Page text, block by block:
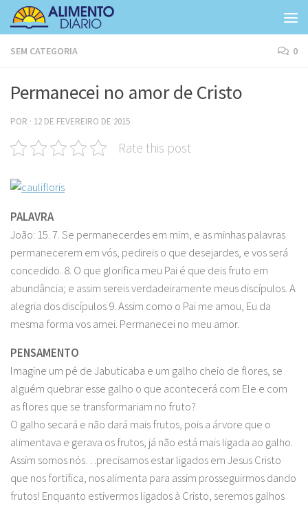
Skip to content
SEM CATEGORIA 0
Permanecei no amor de Cristo
POR · 12 DE FEVEREIRO DE 2015
Rate this post
PALAVRA
João: 15. 7. Se permanecerdes em mim, e as minhas palavras
permanecerem em vós, pedireis o que desejardes, e vos será
concedido. 8. O que glorifica meu Pai é que deis fruto em
abundância; e assim sereis verdadeiramente meus discípulos. A
alegria dos discípulos 9. Assim como o Pai me amou, Eu da
mesma forma vos amei. Permanecei no meu amor.
PENSAMENTO
Imagine um pé de Jabuticaba e um galho cheio de flores, se
alguém quebrar esse galho o que acontecerá com Ele e com
as flores que se transformariam no fruto?
O galho secará e não dará mais frutos, pois a árvore que o
alimentava e gerava os frutos, já não está mais ligada ao galho.
Assim somos nós…precisamos estar ligados em Jesus Cristo
que nos fortifica, nos alimenta para assim prosseguirmos dando
frutos! Enquanto estivermos ligados à Cristo, seremos galhos